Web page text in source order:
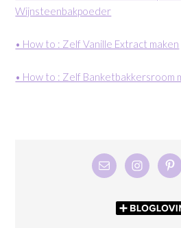
Wijnsteenbakpoeder
• How to : Zelf Vanille Extract maken
• How to : Zelf Banketbakkersroom